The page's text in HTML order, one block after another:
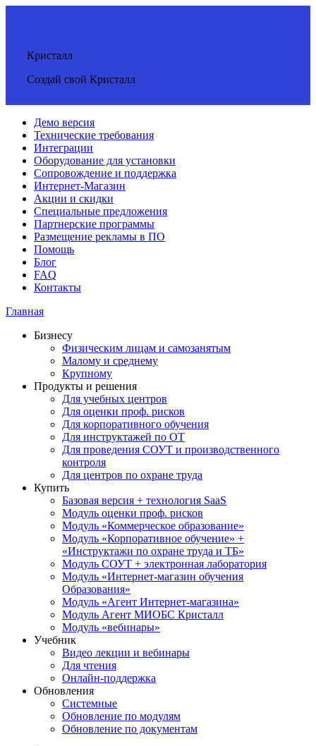
Кристалл
Создай свой Кристалл
Демо версия
Технические требования
Интеграции
Оборудование для установки
Сопровождение и поддержка
Интернет-Магазин
Акции и скидки
Специальные предложения
Партнерские программы
Размещение рекламы в ПО
Помощь
Блог
FAQ
Контакты
Главная
Бизнесу
Физическим лицам и самозанятым
Малому и среднему
Крупному
Продукты и решения
Для учебных центров
Для оценки проф. рисков
Для корпоративного обучения
Для инструктажей по ОТ
Для проведения СОУТ и производственного
контроля
Для центров по охране труда
Купить
Базовая версия + технология SaaS
Модуль оценки проф. рисков
Модуль «Коммерческое образование»
Модуль «Корпоративное обучение» +
«Инструктажи по охране труда и ТБ»
Модуль СОУТ + электронная лаборатория
Модуль «Интернет-магазин обучения
Образования»
Модуль «Агент Интернет-магазина»
Модуль Агент МИОБС Кристалл
Модуль «вебинары»
Учебник
Видео лекции и вебинары
Для чтения
Онлайн-поддержка
Обновления
Системные
Обновление по модулям
Обновление по документам